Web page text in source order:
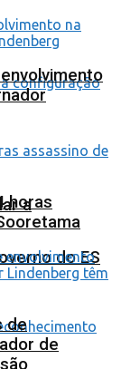
a
do ES
horas
de
de